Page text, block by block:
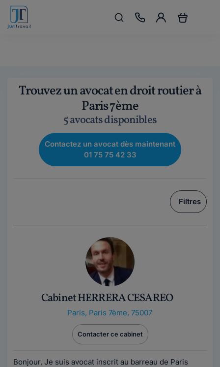
Trouvez un avocat en droit routier à
Paris 7ème
5 avocats disponibles
Contactez un avocat dès maintenant
01 75 75 42 33
Filtres
Cabinet HERRERA CESAREO
Paris, Paris 7ème, 75007
Contacter ce cabinet
Bonjour, Je suis avocat inscrit au barreau de Paris